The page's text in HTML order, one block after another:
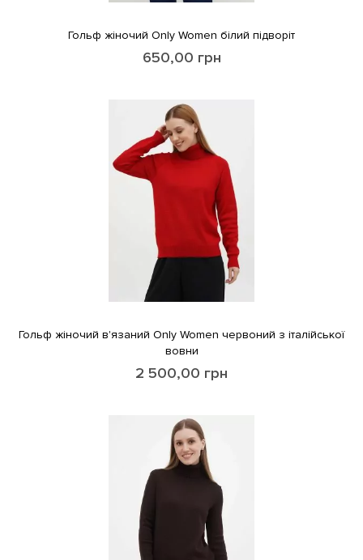
Гольф жіночий Only Women білий підворіт
650,00 грн
Гольф жіночий в'язаний Only Women червоний з італійської
вовни
2 500,00 грн